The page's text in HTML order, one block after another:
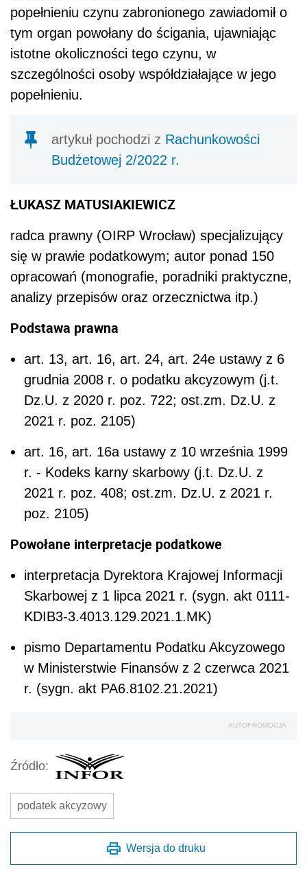
popełnieniu czynu zabronionego zawiadomił o
tym organ powołany do ścigania, ujawniając
istotne okoliczności tego czynu, w
szczególności osoby współdziałające w jego
popełnieniu.
artykuł pochodzi z Rachunkowości
Budżetowej 2/2022 r.
ŁUKASZ MATUSIAKIEWICZ
radca prawny (OIRP Wrocław) specjalizujący
się w prawie podatkowym; autor ponad 150
opracowań (monografie, poradniki praktyczne,
analizy przepisów oraz orzecznictwa itp.)
Podstawa prawna
art. 13, art. 16, art. 24, art. 24e ustawy z 6
grudnia 2008 r. o podatku akcyzowym (j.t.
Dz.U. z 2020 r. poz. 722; ost.zm. Dz.U. z
2021 r. poz. 2105)
art. 16, art. 16a ustawy z 10 września 1999
r. - Kodeks karny skarbowy (j.t. Dz.U. z
2021 r. poz. 408; ost.zm. Dz.U. z 2021 r.
poz. 2105)
Powołane interpretacje podatkowe
interpretacja Dyrektora Krajowej Informacji
Skarbowej z 1 lipca 2021 r. (sygn. akt 0111-
KDIB3-3.4013.129.2021.1.MK)
pismo Departamentu Podatku Akcyzowego
w Ministerstwie Finansów z 2 czerwca 2021
r. (sygn. akt PA6.8102.21.2021)
AUTOPROMOCJA
Źródło:
podatek akcyzowy
Wersja do druku